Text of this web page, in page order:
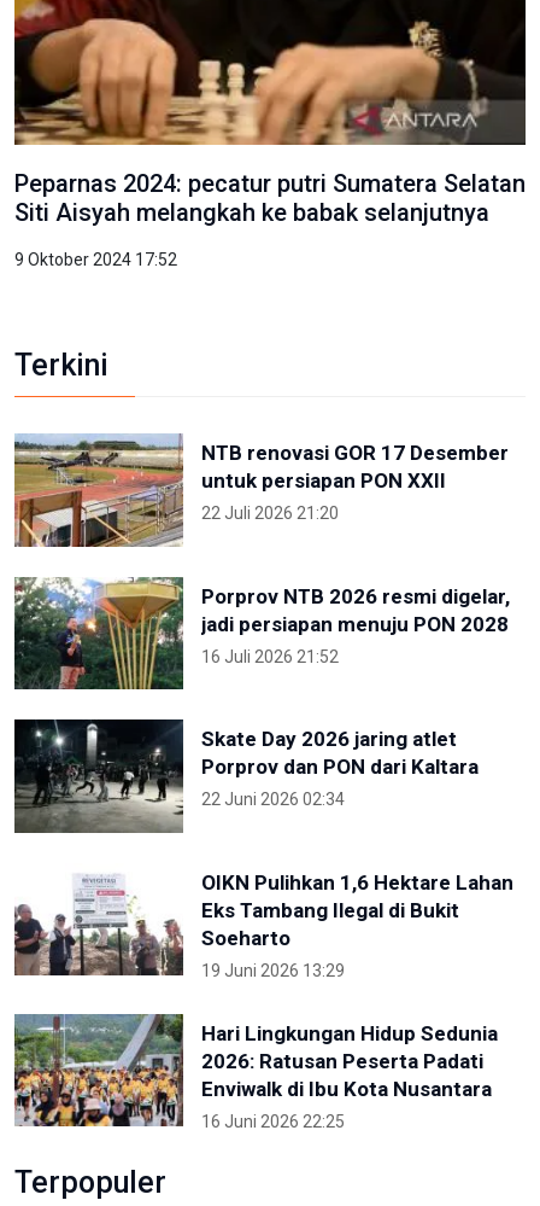
Peparnas 2024: pecatur putri Sumatera Selatan
Siti Aisyah melangkah ke babak selanjutnya
9 Oktober 2024 17:52
Terkini
NTB renovasi GOR 17 Desember
untuk persiapan PON XXII
22 Juli 2026 21:20
Porprov NTB 2026 resmi digelar,
jadi persiapan menuju PON 2028
16 Juli 2026 21:52
Skate Day 2026 jaring atlet
Porprov dan PON dari Kaltara
22 Juni 2026 02:34
OIKN Pulihkan 1,6 Hektare Lahan
Eks Tambang Ilegal di Bukit
Soeharto
19 Juni 2026 13:29
Hari Lingkungan Hidup Sedunia
2026: Ratusan Peserta Padati
Enviwalk di Ibu Kota Nusantara
16 Juni 2026 22:25
Terpopuler